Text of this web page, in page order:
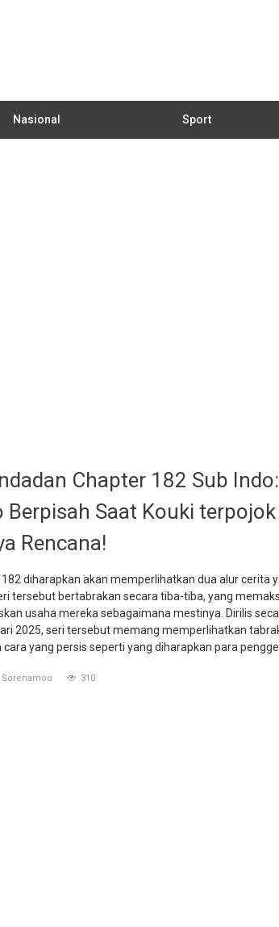
Nasional Sport
Chapter 182 Sub
Berpisah Saat Kouki terpojok
Rencana!
diharapkan akan memperlihatkan dua alur cerita
tersebut bertabrakan secara tiba-tiba, yang
usaha mereka sebagaimana mestinya. Dirilis
2025, seri tersebut memang memperlihatkan
yang persis seperti yang diharapkan para
Sorenamoo 310